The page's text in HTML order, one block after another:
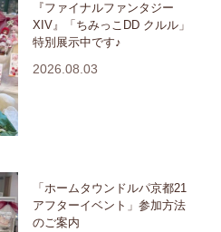
『ファイナルファンタジー
XIV』「ちみっこDD クルル」
特別展示中です♪
2026.08.03
「ホームタウンドルパ京都21
アフターイベント」参加方法
のご案内